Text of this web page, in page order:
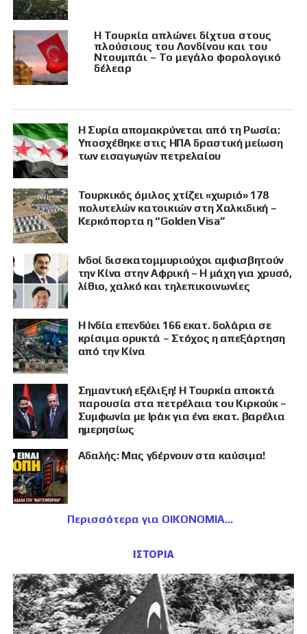
Η Τουρκία απλώνει δίχτυα στους
πλούσιους του Λονδίνου και του
Ντουμπάι – Το μεγάλο φορολογικό
δέλεαρ
Η Συρία απομακρύνεται από τη Ρωσία:
Υποσχέθηκε στις ΗΠΑ δραστική μείωση
των εισαγωγών πετρελαίου
Τουρκικός όμιλος χτίζει «χωριό» 178
πολυτελών κατοικιών στη Χαλκιδική –
Κερκόπορτα η “Golden Visa”
Ινδοί δισεκατομμυριούχοι αμφισβητούν
την Κίνα στην Αφρική – Η μάχη για χρυσό,
λίθιο, χαλκό και τηλεπικοινωνίες
Η Ινδία επενδύει 166 εκατ. δολάρια σε
κρίσιμα ορυκτά – Στόχος η απεξάρτηση
από την Κίνα
Σημαντική εξέλιξη! Η Τουρκία αποκτά
παρουσία στα πετρέλαια του Κιρκούκ –
Συμφωνία με Ιράκ για ένα εκατ. βαρέλια
ημερησίως
Αδαλής: Μας γδέρνουν στα καύσιμα!
Περισσότερα για ΟΙΚΟΝΟΜΙΑ
ΙΣΤΟΡΙΑ